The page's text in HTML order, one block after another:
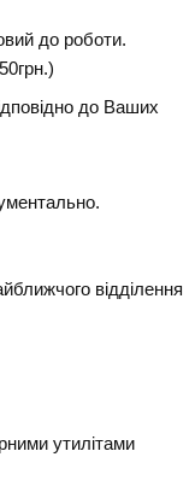
до роботи.
до Ваших
відділення
утилітами